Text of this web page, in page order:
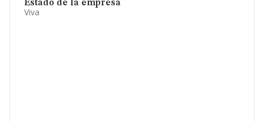
Estado de la empresa
Viva